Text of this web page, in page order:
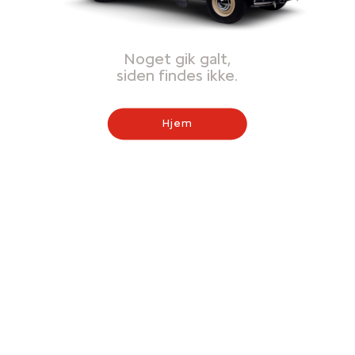
Noget gik galt,
siden findes ikke.
Hjem